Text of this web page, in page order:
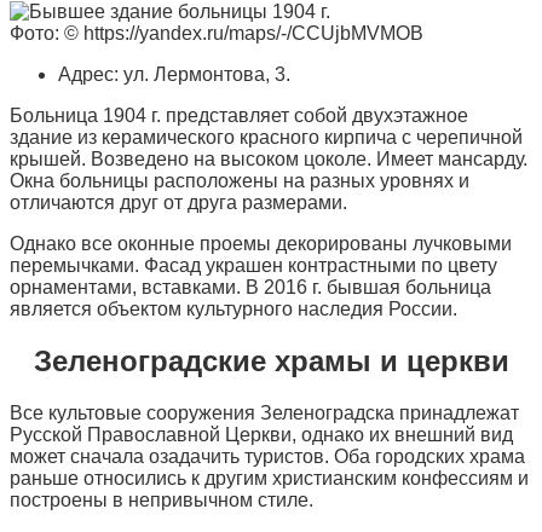
Фото: © https://yandex.ru/maps/-/CCUjbMVMOB
Адрес: ул. Лермонтова, 3.
Больница 1904 г. представляет собой двухэтажное
здание из керамического красного кирпича с черепичной
крышей. Возведено на высоком цоколе. Имеет мансарду.
Окна больницы расположены на разных уровнях и
отличаются друг от друга размерами.
Однако все оконные проемы декорированы лучковыми
перемычками. Фасад украшен контрастными по цвету
орнаментами, вставками. В 2016 г. бывшая больница
является объектом культурного наследия России.
Зеленоградские храмы и церкви
Все культовые сооружения Зеленоградска принадлежат
Русской Православной Церкви, однако их внешний вид
может сначала озадачить туристов. Оба городских храма
раньше относились к другим христианским конфессиям и
построены в непривычном стиле.